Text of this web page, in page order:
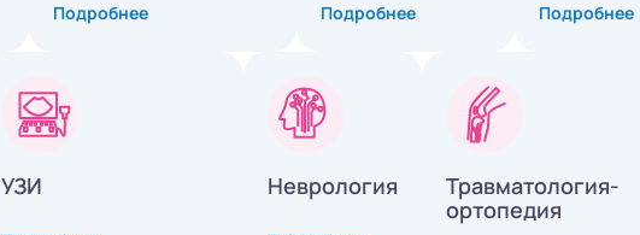
Подробнее Подробнее Подробнее
УЗИ Неврология
Травматология-
ортопедия